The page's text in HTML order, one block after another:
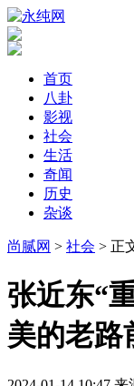
首页
八卦
影视
社会
生活
奇闻
历史
杂谈
尚腻网 > 社会 > 正
张近东“
美的老路